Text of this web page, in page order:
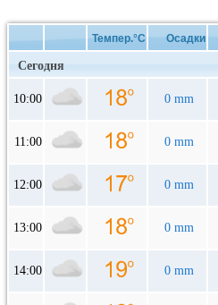
Темпер.°C Осадки
Сегодня
10:00 0 mm
11:00 0 mm
12:00 0 mm
13:00 0 mm
14:00 0 mm